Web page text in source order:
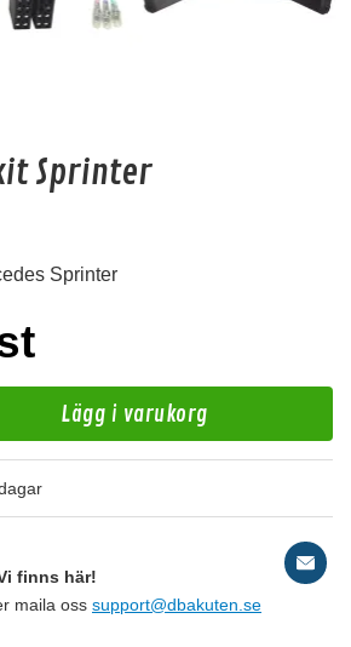
Emphaser.Sprinter
Sprinter
Lägg i varukorg
finns här!
maila oss support@dbakuten.se